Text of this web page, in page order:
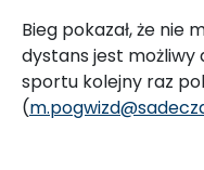
Bieg pokazał, że nie
dystans jest możliwy
sportu kolejny raz
(